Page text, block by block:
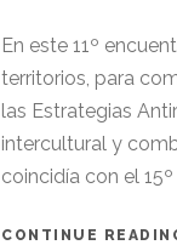
En este 11º
territorios, para
las Estrategias
intercultural y
coincidía con el
CONTINUE